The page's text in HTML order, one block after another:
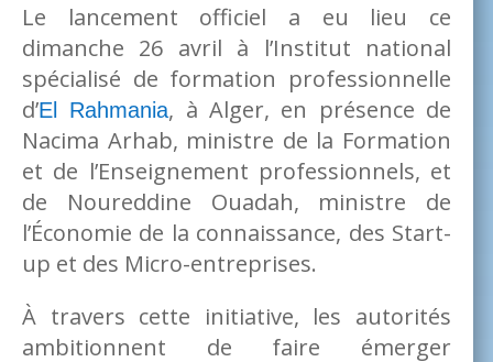
Le lancement officiel a eu lieu ce
dimanche 26 avril à l’Institut national
spécialisé de formation professionnelle
d’El Rahmania, à Alger, en présence de
Nacima Arhab, ministre de la Formation
et de l’Enseignement professionnels, et
de Noureddine Ouadah, ministre de
l’Économie de la connaissance, des Start-
up et des Micro-entreprises.
À travers cette initiative, les autorités
ambitionnent de faire émerger